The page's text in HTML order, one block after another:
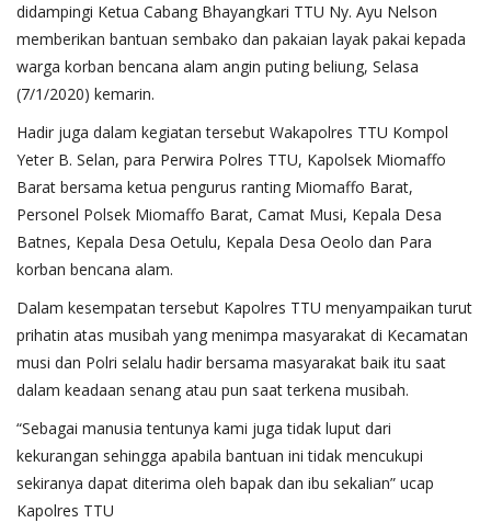
didampingi Ketua Cabang Bhayangkari TTU Ny. Ayu Nelson
memberikan bantuan sembako dan pakaian layak pakai kepada
warga korban bencana alam angin puting beliung, Selasa
(7/1/2020) kemarin.
Hadir juga dalam kegiatan tersebut Wakapolres TTU Kompol
Yeter B. Selan, para Perwira Polres TTU, Kapolsek Miomaffo
Barat bersama ketua pengurus ranting Miomaffo Barat,
Personel Polsek Miomaffo Barat, Camat Musi, Kepala Desa
Batnes, Kepala Desa Oetulu, Kepala Desa Oeolo dan Para
korban bencana alam.
Dalam kesempatan tersebut Kapolres TTU menyampaikan turut
prihatin atas musibah yang menimpa masyarakat di Kecamatan
musi dan Polri selalu hadir bersama masyarakat baik itu saat
dalam keadaan senang atau pun saat terkena musibah.
“Sebagai manusia tentunya kami juga tidak luput dari
kekurangan sehingga apabila bantuan ini tidak mencukupi
sekiranya dapat diterima oleh bapak dan ibu sekalian” ucap
Kapolres TTU